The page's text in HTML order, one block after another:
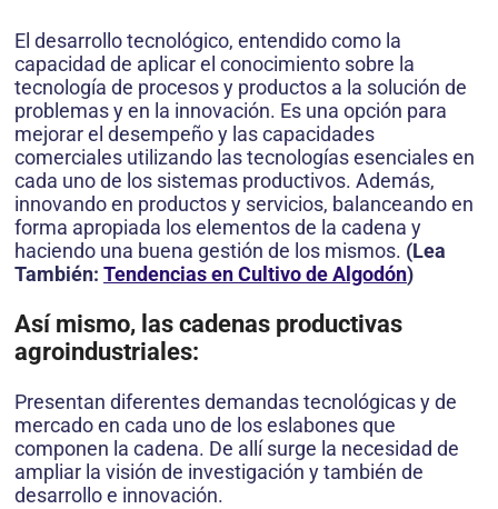
El desarrollo tecnológico, entendido como la
capacidad de aplicar el conocimiento sobre la
tecnología de procesos y productos a la solución de
problemas y en la innovación. Es una opción para
mejorar el desempeño y las capacidades
comerciales utilizando las tecnologías esenciales en
cada uno de los sistemas productivos. Además,
innovando en productos y servicios, balanceando en
forma apropiada los elementos de la cadena y
haciendo una buena gestión de los mismos. (Lea
También: Tendencias en Cultivo de Algodón)
Así mismo, las cadenas productivas
agroindustriales:
Presentan diferentes demandas tecnológicas y de
mercado en cada uno de los eslabones que
componen la cadena. De allí surge la necesidad de
ampliar la visión de investigación y también de
desarrollo e innovación.